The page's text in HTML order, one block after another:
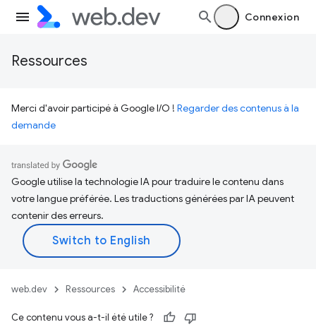
Connexion
Ressources
Merci d'avoir participé à Google I/O ! Regarder des contenus à la
demande
Google utilise la technologie IA pour traduire le contenu dans
votre langue préférée. Les traductions générées par IA peuvent
contenir des erreurs.
web.dev Ressources Accessibilité
Ce contenu vous a-t-il été utile ?